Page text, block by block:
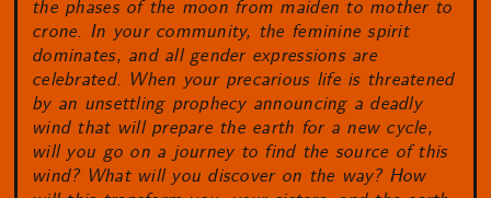
the phases of the moon from maiden to mother to
crone. In your community, the feminine spirit
dominates, and all gender expressions are
celebrated. When your precarious life is threatened
by an unsettling prophecy announcing a deadly
wind that will prepare the earth for a new cycle,
will you go on a journey to find the source of this
wind? What will you discover on the way? How